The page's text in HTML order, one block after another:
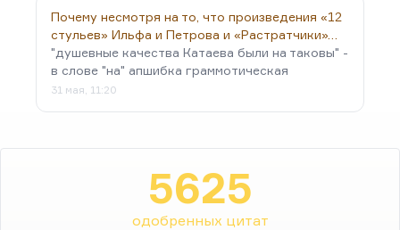
Почему несмотря на то, что произведения «12
стульев» Ильфа и Петрова и «Растратчики»…
"душевные качества Катаева были на таковы" -
в слове "на" апшибка граммотическая
31 мая, 11:20
5625
одобренных цитат